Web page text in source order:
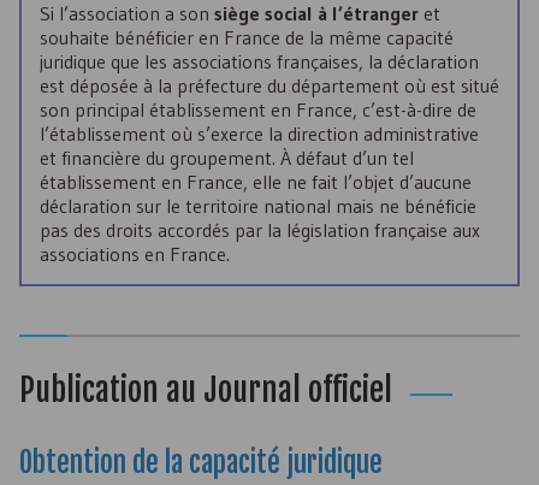
Si l’association a son siège social à l’étranger et
souhaite bénéficier en France de la même capacité
juridique que les associations françaises, la déclaration
est déposée à la préfecture du département où est situé
son principal établissement en France, c’est-à-dire de
l’établissement où s’exerce la direction administrative
et financière du groupement. À défaut d’un tel
établissement en France, elle ne fait l’objet d’aucune
déclaration sur le territoire national mais ne bénéficie
pas des droits accordés par la législation française aux
associations en France.
Publication au Journal officiel
Obtention de la capacité juridique